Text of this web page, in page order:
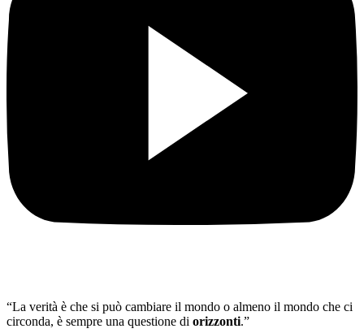
“La verità è che si può cambiare il mondo o almeno il mondo che ci
circonda, è sempre una questione di orizzonti.”